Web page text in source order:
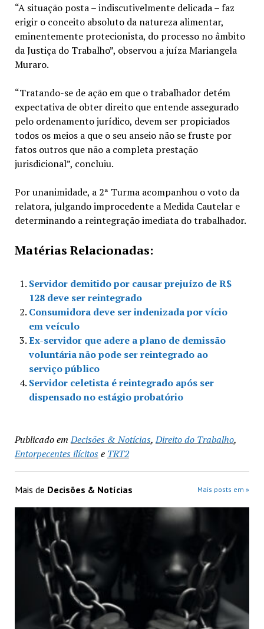
“A situação posta – indiscutivelmente delicada – faz
erigir o conceito absoluto da natureza alimentar,
eminentemente protecionista, do processo no âmbito
da Justiça do Trabalho”, observou a juíza Mariangela
Muraro.
“Tratando-se de ação em que o trabalhador detém
expectativa de obter direito que entende assegurado
pelo ordenamento jurídico, devem ser propiciados
todos os meios a que o seu anseio não se fruste por
fatos outros que não a completa prestação
jurisdicional”, concluiu.
Por unanimidade, a 2ª Turma acompanhou o voto da
relatora, julgando improcedente a Medida Cautelar e
determinando a reintegração imediata do trabalhador.
Matérias Relacionadas:
Servidor demitido por causar prejuízo de R$
128 deve ser reintegrado
Consumidora deve ser indenizada por vício
em veículo
Ex-servidor que adere a plano de demissão
voluntária não pode ser reintegrado ao
serviço público
Servidor celetista é reintegrado após ser
dispensado no estágio probatório
Publicado em Decisões & Notícias,Direito do Trabalho,
Entorpecentes ilícitose TRT2
Mais de Decisões & Notícias Mais posts em »